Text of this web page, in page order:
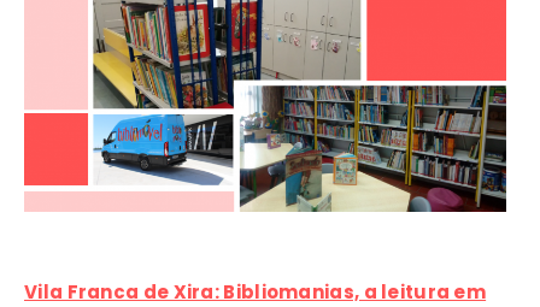
Vila Franca de Xira: Bibliomanias, a leitura em